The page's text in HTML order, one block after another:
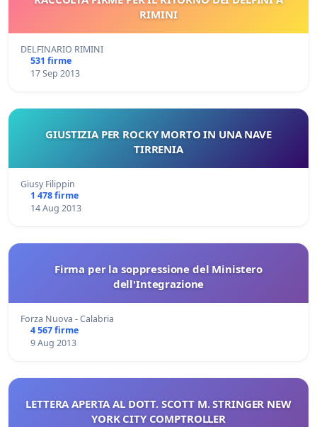
RIMINI
DELFINARIO RIMINI
531 firme
17 Sep 2013
GIUSTIZIA PER ROCKY MORTO IN UNA NAVE
TIRRENIA
Giusy Filippin
1 478 firme
14 Aug 2013
Firma per la soppressione del Ministero
dell'Integrazione
Forza Nuova - Calabria
4 567 firme
9 Aug 2013
LETTERA APERTA AL DOTT. SCOTT M. STRINGER NEW
YORK CITY COMPTROLLER